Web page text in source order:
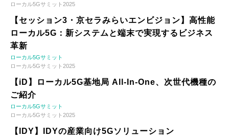
ローカル5Gサミット2025
【セッション3・京セラみらいエンビジョン】高性能
ローカル5G：新システムと端末で実現するビジネス
革新
ローカル5Gサミット
ローカル5Gサミット2025
【iD】ローカル5G基地局 All-In-One、次世代機種の
ご紹介
ローカル5Gサミット
ローカル5Gサミット2025
【IDY】IDYの産業向け5Gソリューション